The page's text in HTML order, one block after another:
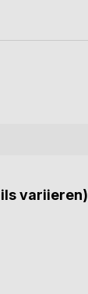
variieren)